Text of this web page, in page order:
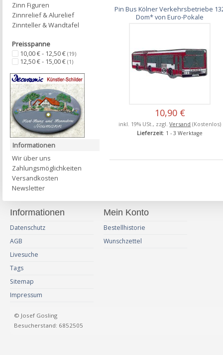
Pin Bus Kölner Verkehrsbetriebe
Dom* von Euro-Pokale
10,90 €
inkl. 19% USt., zzgl.Versand (Kostenlos)
Lieferzeit: 1 - 3 Werktage
Zinn Figuren
Zinnrelief & Alurelief
Zinnteller & Wandtafel
Preisspanne
10,00 € - 12,50 € (19)
12,50 € - 15,00 € (1)
Informationen
Wir über uns
Zahlungsmöglichkeiten
Versandkosten
Newsletter
Informationen
Datenschutz
AGB
Livesuche
Tags
Sitemap
Impressum
Mein Konto
Bestellhistorie
Wunschzettel
© Josef Gosling
Besucherstand: 6852505